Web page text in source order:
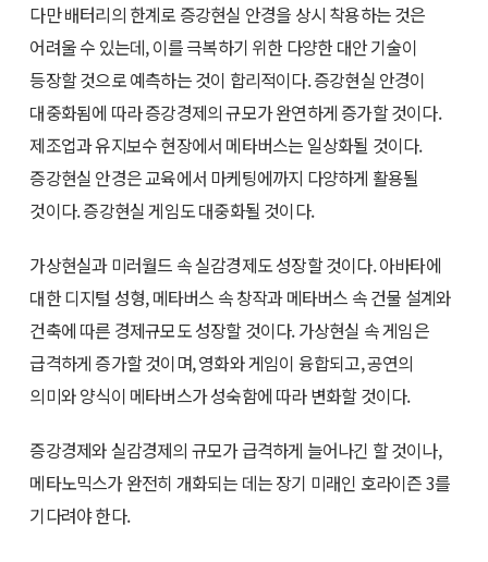
다만 배터리의 한계로 증강현실 안경을 상시 착용하는 것은
어려울 수 있는데, 이를 극복하기 위한 다양한 대안 기술이
등장할 것으로 예측하는 것이 합리적이다. 증강현실 안경이
대중화됨에 따라 증강경제의 규모가 완연하게 증가할 것이다.
제조업과 유지보수 현장에서 메타버스는 일상화될 것이다.
증강현실 안경은 교육에서 마케팅에까지 다양하게 활용될
것이다. 증강현실 게임도 대중화될 것이다.
가상현실과 미러월드 속 실감경제도 성장할 것이다. 아바타에
대한 디지털 성형, 메타버스 속 창작과 메타버스 속 건물 설계와
건축에 따른 경제규모도 성장할 것이다. 가상현실 속 게임은
급격하게 증가할 것이며, 영화와 게임이 융합되고, 공연의
의미와 양식이 메타버스가 성숙함에 따라 변화할 것이다.
증강경제와 실감경제의 규모가 급격하게 늘어나긴 할 것이나,
메타노믹스가 완전히 개화되는 데는 장기 미래인 호라이즌 3를
기다려야 한다.